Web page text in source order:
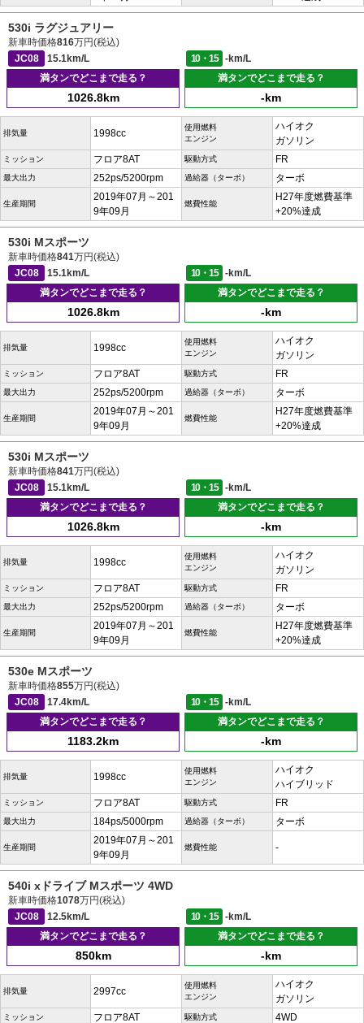
530i ラグジュアリー
新車時価格816万円(税込)
JC08
15.1km/L 10・15
-km/L
満タンでどこまで走る？
1026.8km
満タンでどこまで走る？
-km
排気量 1998cc
使用燃料
エンジン
ハイオク
ガソリン
ミッション フロア8AT 駆動方式 FR
最大出力 252ps/5200rpm 過給器（ターボ） ターボ
生産期間
2019年07月～201
9年09月
燃費性能
H27年度燃費基準
+20%達成
530i Mスポーツ
新車時価格841万円(税込)
JC08
15.1km/L 10・15
-km/L
満タンでどこまで走る？
1026.8km
満タンでどこまで走る？
-km
排気量 1998cc
使用燃料
エンジン
ハイオク
ガソリン
ミッション フロア8AT 駆動方式 FR
最大出力 252ps/5200rpm 過給器（ターボ） ターボ
生産期間
2019年07月～201
9年09月
燃費性能
H27年度燃費基準
+20%達成
530i Mスポーツ
新車時価格841万円(税込)
JC08
15.1km/L 10・15
-km/L
満タンでどこまで走る？
1026.8km
満タンでどこまで走る？
-km
排気量 1998cc
使用燃料
エンジン
ハイオク
ガソリン
ミッション フロア8AT 駆動方式 FR
最大出力 252ps/5200rpm 過給器（ターボ） ターボ
生産期間
2019年07月～201
9年09月
燃費性能
H27年度燃費基準
+20%達成
530e Mスポーツ
新車時価格855万円(税込)
JC08
17.4km/L 10・15
-km/L
満タンでどこまで走る？
1183.2km
満タンでどこまで走る？
-km
排気量 1998cc
使用燃料
エンジン
ハイオク
ハイブリッド
ミッション フロア8AT 駆動方式 FR
最大出力 184ps/5000rpm 過給器（ターボ） ターボ
生産期間
2019年07月～201
9年09月
燃費性能 -
540i xドライブ Mスポーツ 4WD
新車時価格1078万円(税込)
JC08
12.5km/L 10・15
-km/L
満タンでどこまで走る？
850km
満タンでどこまで走る？
-km
排気量 2997cc
使用燃料
エンジン
ハイオク
ガソリン
ミッション フロア8AT 駆動方式 4WD